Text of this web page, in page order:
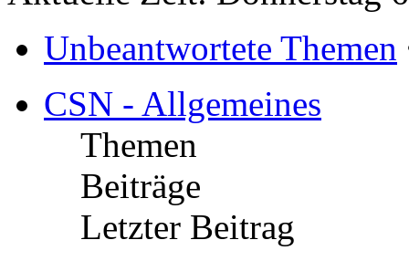
Unbeantwortete Themen
CSN - Allgemeines
Themen
Beiträge
Letzter Beitrag